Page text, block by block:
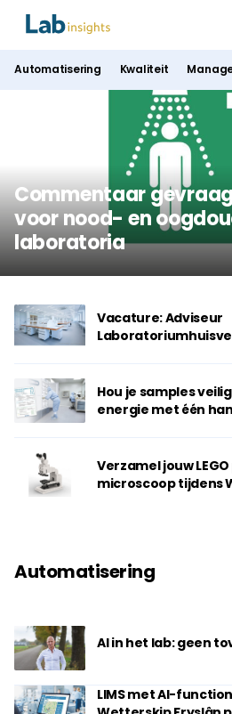
Automatisering Kwaliteit
Commentaar
voor nood- en
laboratoria
Vacature: Adviseur
Hou je samples
energie met één
Verzamel jouw
microscoop tijdens
Automatisering
AI in het lab: geen
LIMS met AI-